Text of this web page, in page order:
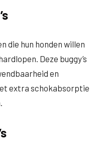
die hun honden willen
Deze buggy’s
en
extra schokabsorptie